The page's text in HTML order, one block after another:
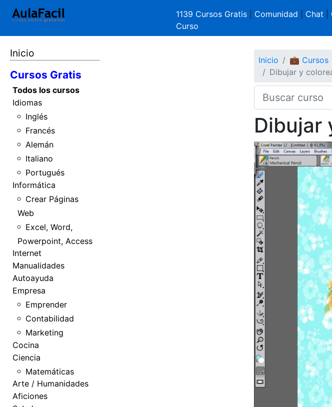
1139 Cursos Gratis Comunidad Chat
Curso
Inicio
Cursos Gratis
Todos los cursos
Idiomas
Inglés
Francés
Alemán
Italiano
Portugués
Informática
Crear Páginas
Web
Excel, Word,
Powerpoint, Access
Internet
Manualidades
Autoayuda
Empresa
Emprender
Contabilidad
Marketing
Cocina
Ciencia
Matemáticas
Arte / Humanidades
Aficiones
Inicio 💼 Cursos
Dibujar y
Dibujar